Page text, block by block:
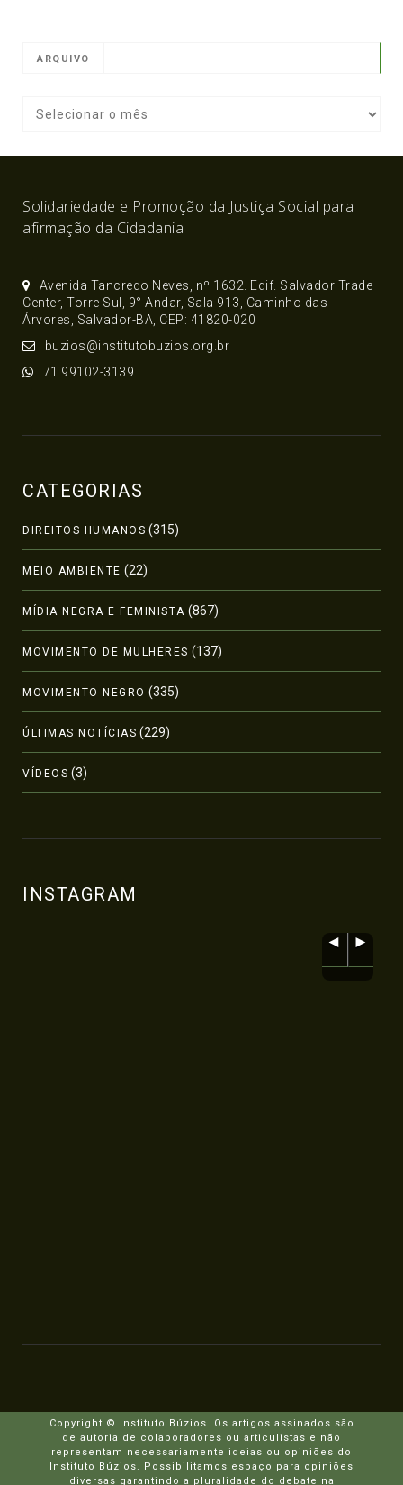
ARQUIVO
Solidariedade e Promoção da Justiça Social para
afirmação da Cidadania
Avenida Tancredo Neves, nº 1632. Edif. Salvador Trade
Center, Torre Sul, 9° Andar, Sala 913, Caminho das
Árvores, Salvador-BA, CEP: 41820-020
buzios@institutobuzios.org.br
71 99102-3139
CATEGORIAS
DIREITOS HUMANOS (315)
MEIO AMBIENTE (22)
MÍDIA NEGRA E FEMINISTA (867)
MOVIMENTO DE MULHERES (137)
MOVIMENTO NEGRO (335)
ÚLTIMAS NOTÍCIAS (229)
VÍDEOS (3)
INSTAGRAM
Copyright © Instituto Búzios. Os artigos assinados são
de autoria de colaboradores ou articulistas e não
representam necessariamente ideias ou opiniões do
Instituto Búzios. Possibilitamos espaço para opiniões
diversas garantindo a pluralidade do debate na